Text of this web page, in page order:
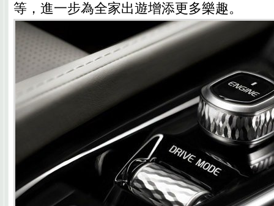
等，進一步為全家出遊增添更多樂趣。